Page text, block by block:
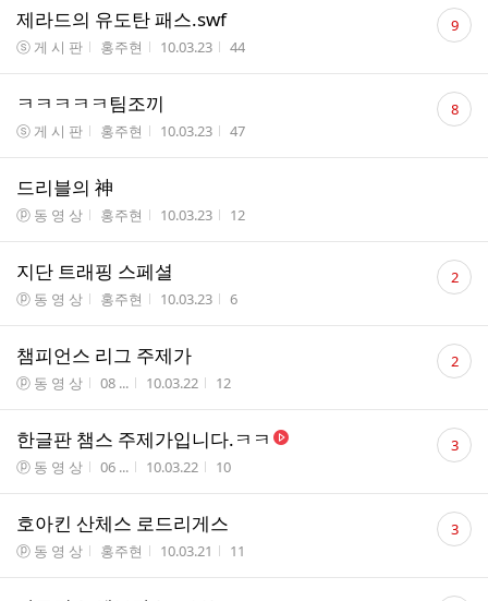
제라드의 유도탄 패스.swf
게시판명
ⓢ 게 시 판 작성자
홍주현 작성시간
10.03.23 조회수
44
댓
글 9
ㅋㅋㅋㅋㅋ팀조끼
게시판명
ⓢ 게 시 판 작성자
홍주현 작성시간
10.03.23 조회수
47
댓
글 8
드리블의 神
게시판명
ⓟ 동 영 상 작성자
홍주현 작성시간
10.03.23 조회수
12
지단 트래핑 스페셜
게시판명
ⓟ 동 영 상 작성자
홍주현 작성시간
10.03.23 조회수
6
댓
글 2
챔피언스 리그 주제가
게시판명
ⓟ 동 영 상 작성자
08 ... 작성시간
10.03.22 조회수
12
댓
글 2
한글판 챔스 주제가입니다.ㅋㅋ
게시판명
ⓟ 동 영 상 작성자
06 ... 작성시간
10.03.22 조회수
10
댓
글 3
호아킨 산체스 로드리게스
게시판명
ⓟ 동 영 상 작성자
홍주현 작성시간
10.03.21 조회수
11
댓
글 3